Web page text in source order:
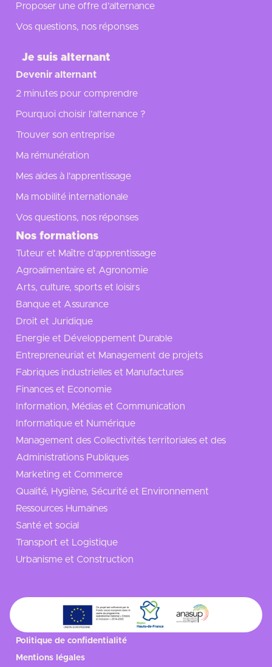
Proposer une offre d’alternance
Vos questions, nos réponses
Je suis alternant
Devenir alternant
2 minutes pour comprendre
Pourquoi choisir l’alternance ?
Trouver son entreprise
Ma rémunération
Mes aides à l'apprentissage
Ma mobilité internationale
Vos questions, nos réponses
Nos formations
Tuteur et Maître d'apprentissage
Agroalimentaire et Agronomie
Arts, culture, sports et loisirs
Banque et Assurance
Droit et Juridique
Energie et Développement Durable
Entrepreneuriat et Management de projets
Fabriques industrielles et Manufactures
Finances et Economie
Information, Médias et Communication
Informatique et Numérique
Management des Collectivités territoriales et des
Administrations Publiques
Marketing et Commerce
Qualité, Hygiène, Sécurité et Environnement
Ressources Humaines
Santé et social
Transport et Logistique
Urbanisme et Construction
Politique de confidentialité
Mentions légales